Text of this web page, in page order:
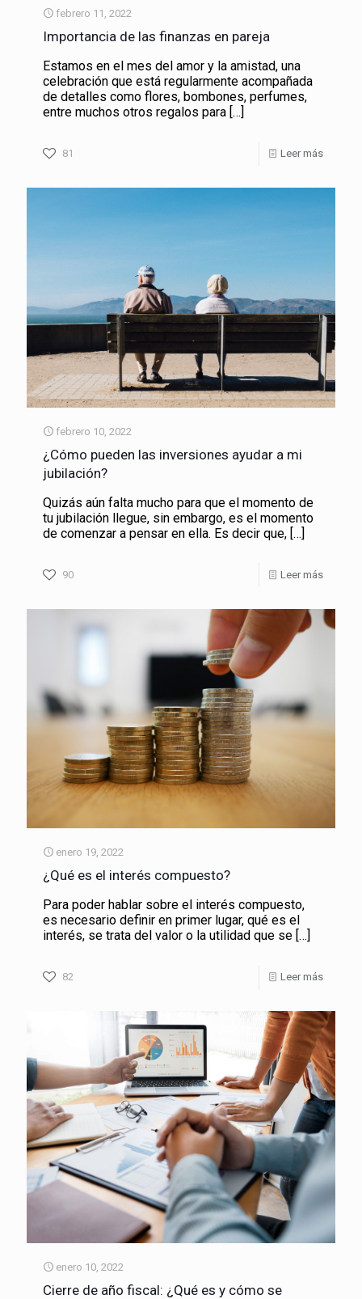
febrero 11, 2022
Importancia de las finanzas en pareja
Estamos en el mes del amor y la amistad, una
celebración que está regularmente acompañada
de detalles como flores, bombones, perfumes,
entre muchos otros regalos para […]
81 Leer más
febrero 10, 2022
¿Cómo pueden las inversiones ayudar a mi
jubilación?
Quizás aún falta mucho para que el momento de
tu jubilación llegue, sin embargo, es el momento
de comenzar a pensar en ella. Es decir que, […]
90 Leer más
enero 19, 2022
¿Qué es el interés compuesto?
Para poder hablar sobre el interés compuesto,
es necesario definir en primer lugar, qué es el
interés, se trata del valor o la utilidad que se […]
82 Leer más
enero 10, 2022
Cierre de año fiscal: ¿Qué es y cómo se